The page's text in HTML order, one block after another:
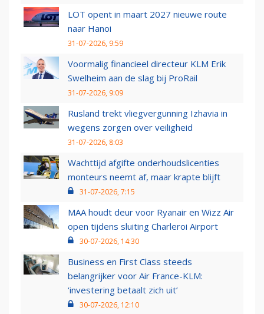
LOT opent in maart 2027 nieuwe route
naar Hanoi
31-07-2026, 9:59
Voormalig financieel directeur KLM Erik
Swelheim aan de slag bij ProRail
31-07-2026, 9:09
Rusland trekt vliegvergunning Izhavia in
wegens zorgen over veiligheid
31-07-2026, 8:03
Wachttijd afgifte onderhoudslicenties
monteurs neemt af, maar krapte blijft
31-07-2026, 7:15
MAA houdt deur voor Ryanair en Wizz Air
open tijdens sluiting Charleroi Airport
30-07-2026, 14:30
Business en First Class steeds
belangrijker voor Air France-KLM:
‘investering betaalt zich uit’
30-07-2026, 12:10